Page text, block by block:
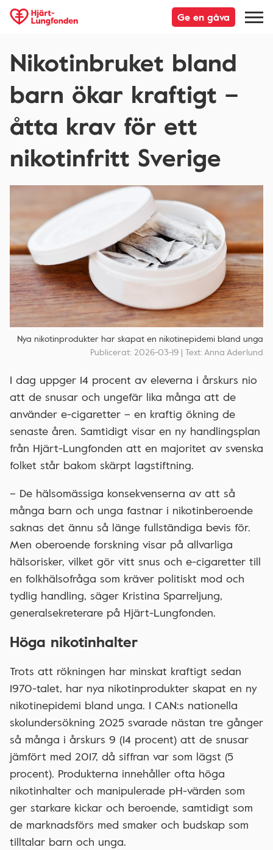
Ge en gåva
Nikotinbruket bland
barn ökar kraftigt –
åtta krav för ett
nikotinfritt Sverige
Nya nikotinprodukter har skapat en nikotinepidemi bland unga
Publicerat: 2026-03-19 | Text: Anna Aderlund
I dag uppger 14 procent av eleverna i årskurs nio
att de snusar och ungefär lika många att de
använder e-cigaretter – en kraftig ökning de
senaste åren. Samtidigt visar en ny handlingsplan
från Hjärt-Lungfonden att en majoritet av svenska
folket står bakom skärpt lagstiftning.
– De hälsomässiga konsekvenserna av att så
många barn och unga fastnar i nikotinberoende
saknas det ännu så länge fullständiga bevis för.
Men oberoende forskning visar på allvarliga
hälsorisker, vilket gör vitt snus och e-cigaretter till
en folkhälsofråga som kräver politiskt mod och
tydlig handling, säger Kristina Sparreljung,
generalsekreterare på Hjärt-Lungfonden.
Höga nikotinhalter
Trots att rökningen har minskat kraftigt sedan
1970-talet, har nya nikotinprodukter skapat en ny
nikotinepidemi bland unga. I CAN:s nationella
skolundersökning 2025 svarade nästan tre gånger
så många i årskurs 9 (14 procent) att de snusar
jämfört med 2017, då siffran var som lägst (5
procent). Produkterna innehåller ofta höga
nikotinhalter och manipulerade pH-värden som
ger starkare kickar och beroende, samtidigt som
de marknadsförs med smaker och budskap som
tilltalar barn och unga.